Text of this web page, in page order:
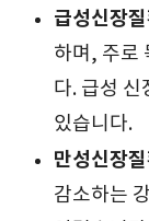
급성신장
하며, 주로
다. 급성 신
있습니다.
만성신장
감소하는